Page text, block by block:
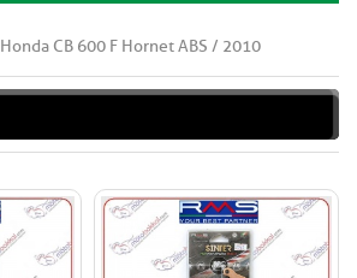
Honda CB 600 F Hornet ABS / 2010